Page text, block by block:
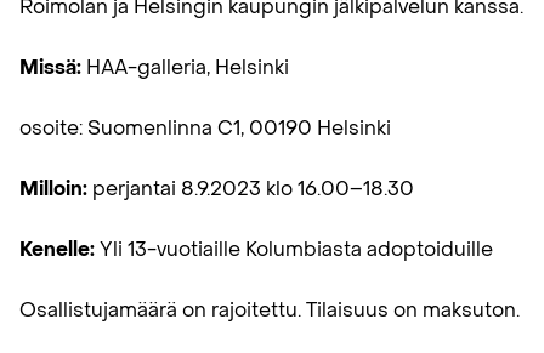
Roimolan ja Helsingin kaupungin jälkipalvelun kanssa.
Missä: HAA-galleria, Helsinki
osoite: Suomenlinna C1, 00190 Helsinki
Milloin: perjantai 8.9.2023 klo 16.00–18.30
Kenelle:Yli 13-vuotiaille Kolumbiasta adoptoiduille
Osallistujamäärä on rajoitettu. Tilaisuus on maksuton.